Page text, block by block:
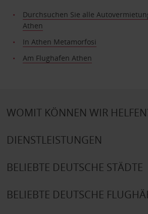
Durchsuchen Sie alle
Athen
In Athen Metamorfosi
Am Flughafen Athen
WOMIT KÖNNEN WIR
DIENSTLEISTUNGEN
BELIEBTE DEUTSCHE STÄDTE
BELIEBTE DEUTSCHE